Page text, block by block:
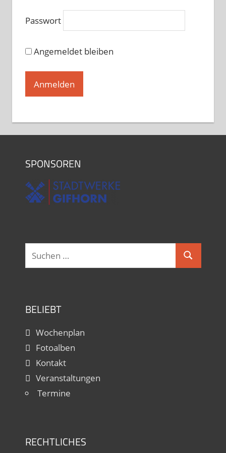
Matthias Donners
Hobbytanz 1 bei Sascha Jochimski
Hobbytanz bei Ina Langner
Hobbytanz 2 Sascha Jochimski und
SALSATION® mit Heike Schubert
Samstag, 11.00 - 12.00
Passwort
Angemeldet bleiben
SPONSOREN
Suchen
nach:
Suchen
BELIEBT
Wochenplan
Fotoalben
Kontakt
Veranstaltungen
Termine
RECHTLICHES